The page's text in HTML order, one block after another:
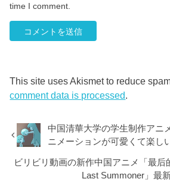
time I comment.
This site uses Akismet to reduce
comment data is processed.
中国清華大学の学生制作アニ
ニメーションが可愛くて楽し
ビリビリ動画の新作中国アニメ「最后
Last Summoner」最